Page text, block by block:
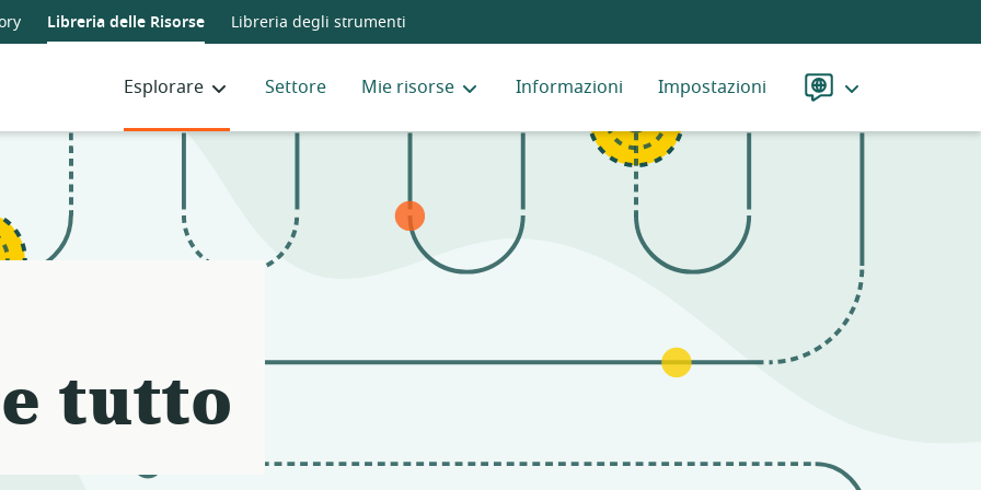
Libreria delle Risorse Libreria degli strumenti
Esplorare Settore Mie risorse Informazioni Impostazioni
Lingua
tutto
Notifications
21
filters
Resource